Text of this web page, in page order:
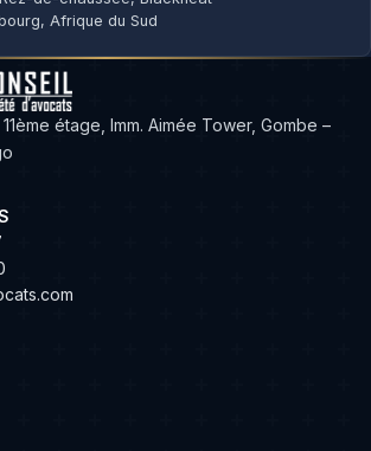
Afrique du Sud
étage, Imm. Aimée Tower, Gombe –